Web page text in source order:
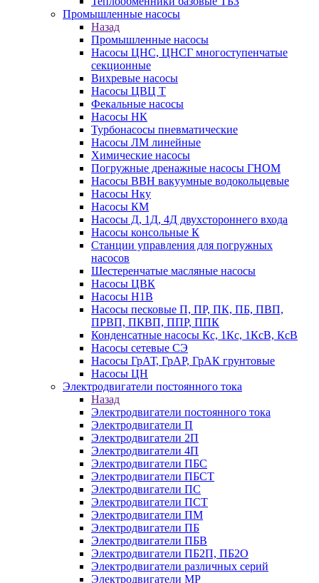
Промышленные насосы
Назад
Промышленные насосы
Насосы ЦНС, ЦНСГ многоступенчатые
секционные
Вихревые насосы
Насосы ЦВЦ Т
Фекальные насосы
Насосы НК
Турбонасосы пневматические
Насосы ЛМ линейные
Химические насосы
Погружные дренажные насосы ГНОМ
Насосы ВВН вакуумные водокольцевые
Насосы Нку
Насосы КМ
Насосы Д, 1Д, 4Д двухстороннего входа
Насосы консольные К
Станции управления для погружных
насосов
Шестеренчатые масляные насосы
Насосы ЦВК
Насосы Н1В
Насосы песковые П, ПР, ПК, ПБ, ПВП,
ПРВП, ПКВП, ППР, ППК
Конденсатные насосы Кс, 1Кс, 1КсВ, КсВ
Насосы сетевые СЭ
Насосы ГрАТ, ГрАР, ГрАК грунтовые
Насосы ЦН
Электродвигатели постоянного тока
Назад
Электродвигатели постоянного тока
Электродвигатели П
Электродвигатели 2П
Электродвигатели 4П
Электродвигатели ПБС
Электродвигатели ПБСТ
Электродвигатели ПС
Электродвигатели ПСТ
Электродвигатели ПМ
Электродвигатели ПБ
Электродвигатели ПБВ
Электродвигатели ПБ2П, ПБ2О
Электродвигатели различных серий
Электродвигатели МР